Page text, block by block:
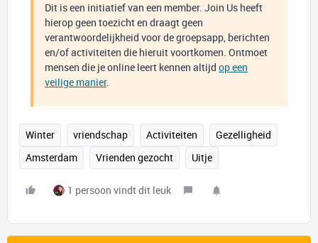
Dit is een initiatief van een member. Join Us heeft
hierop geen toezicht en draagt geen
verantwoordelijkheid voor de groepsapp, berichten
en/of activiteiten die hieruit voortkomen. Ontmoet
mensen die je online leert kennen altijd op een
veilige manier.
Winter vriendschap Activiteiten
Gezelligheid
Amsterdam
Vrienden gezocht Uitje
1 persoon vindt dit leuk